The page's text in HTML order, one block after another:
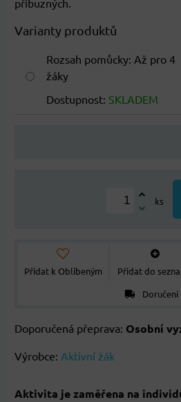
příbuzných.
Varianty produktů
Rozsah pomůcky: Až pro 4
žáky
Dostupnost: SKLADEM
ks
Přidat k Oblíbeným Přidat do
Doručení
Osobní
Výrobce: Aktivní žák
Aktivita je zaměřena na